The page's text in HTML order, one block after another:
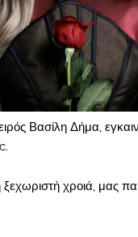
Βασίλη Δήμα,
χροιά, μας